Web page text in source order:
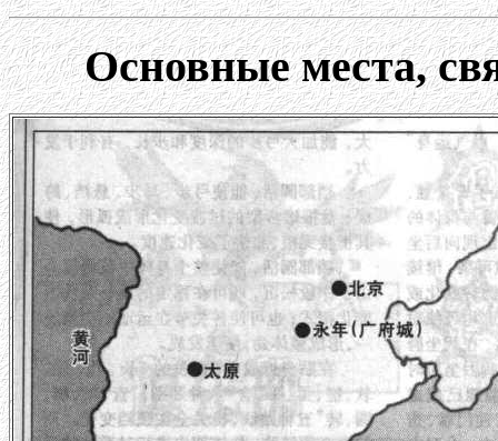
Основные места,